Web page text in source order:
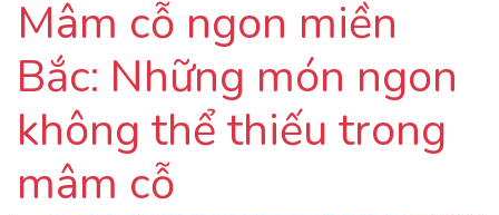
Mâm cỗ ngon miền
Bắc: Những món ngon
không thể thiếu trong
mâm cỗ